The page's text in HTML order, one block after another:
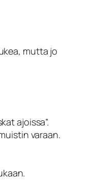
mutta jo
ajoissa”.
varaan.